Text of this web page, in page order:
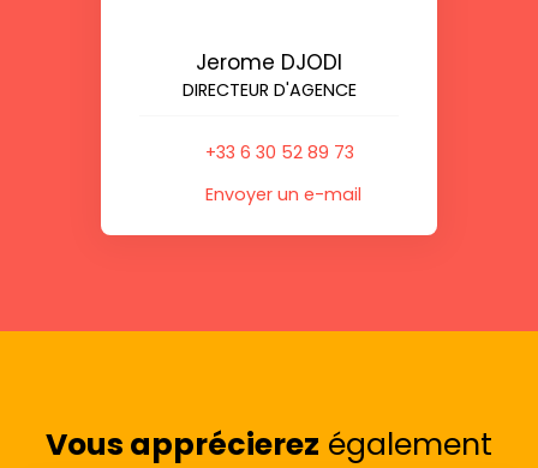
Jerome DJODI
DIRECTEUR D'AGENCE
+33 6 30 52 89 73
Envoyer un e-mail
Vous apprécierez également